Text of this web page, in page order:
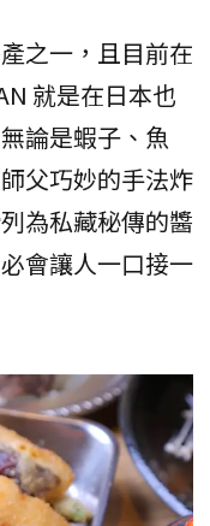
之一，且目前在
就是在日本也
論是蝦子、魚
父巧妙的手法炸
為私藏秘傳的醬
會讓人一口接一